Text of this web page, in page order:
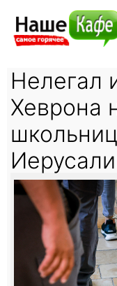
Нелегал
Хеврона